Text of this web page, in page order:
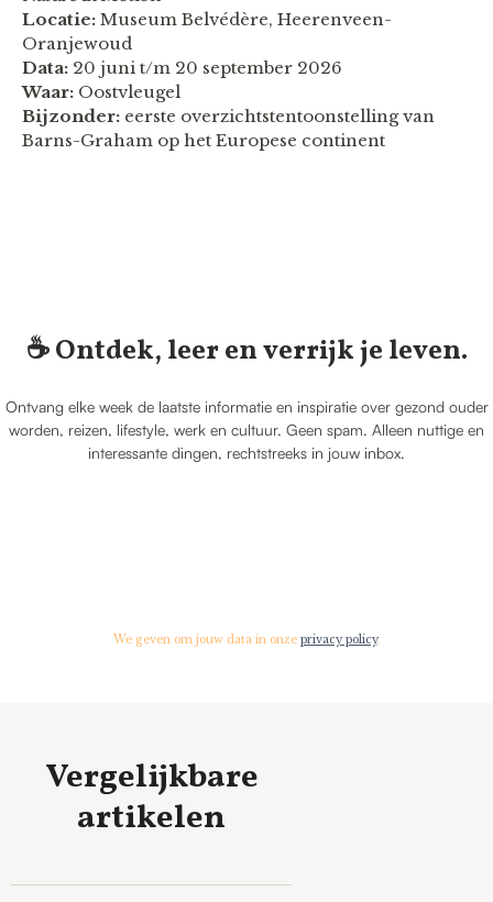
Locatie: Museum Belvédère, Heerenveen-
Oranjewoud
Data: 20 juni t/m 20 september 2026
Waar: Oostvleugel
Bijzonder: eerste overzichtstentoonstelling van
Barns-Graham op het Europese continent
☕️ Ontdek, leer en verrijk je leven.
Ontvang elke week de laatste informatie en inspiratie over gezond ouder
worden, reizen, lifestyle, werk en cultuur. Geen spam. Alleen nuttige en
interessante dingen, rechtstreeks in jouw inbox.
We geven om jouw data in onze privacy policy.
Vergelijkbare
artikelen